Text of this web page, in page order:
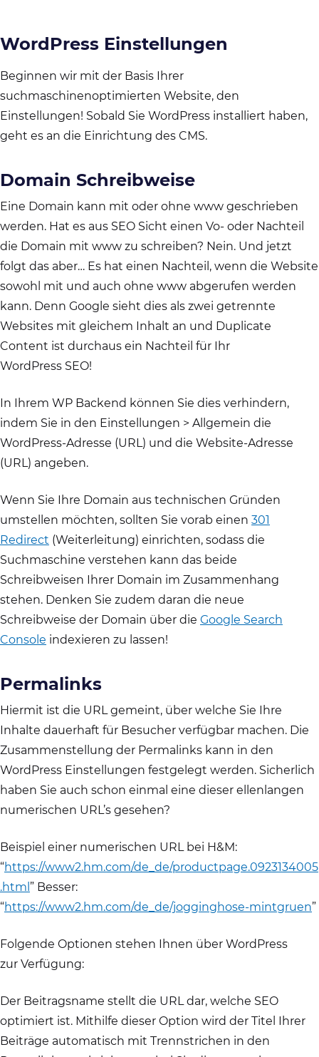
WordPress Einstellungen
Beginnen wir mit der Basis Ihrer
suchmaschinenoptimierten Website, den
Einstellungen! Sobald Sie WordPress installiert haben,
geht es an die Einrichtung des CMS.
Domain Schreibweise
Eine Domain kann mit oder ohne www geschrieben
werden. Hat es aus SEO Sicht einen Vo- oder Nachteil
die Domain mit www zu schreiben? Nein. Und jetzt
folgt das aber… Es hat einen Nachteil, wenn die Website
sowohl mit und auch ohne www abgerufen werden
kann. Denn Google sieht dies als zwei getrennte
Websites mit gleichem Inhalt an und Duplicate
Content ist durchaus ein Nachteil für Ihr
WordPress SEO!
In Ihrem WP Backend können Sie dies verhindern,
indem Sie in den Einstellungen > Allgemein die
WordPress-Adresse (URL) und die Website-Adresse
(URL) angeben.
Wenn Sie Ihre Domain aus technischen Gründen
umstellen möchten, sollten Sie vorab einen 301
Redirect (Weiterleitung) einrichten, sodass die
Suchmaschine verstehen kann das beide
Schreibweisen Ihrer Domain im Zusammenhang
stehen. Denken Sie zudem daran die neue
Schreibweise der Domain über die Google Search
Console indexieren zu lassen!
Permalinks
Hiermit ist die URL gemeint, über welche Sie Ihre
Inhalte dauerhaft für Besucher verfügbar machen. Die
Zusammenstellung der Permalinks kann in den
WordPress Einstellungen festgelegt werden. Sicherlich
haben Sie auch schon einmal eine dieser ellenlangen
numerischen URL’s gesehen?
Beispiel einer numerischen URL bei H&M:
“https://www2.hm.com/de_de/productpage.0923134005
.html ” Besser:
“https://www2.hm.com/de_de/jogginghose-mintgruen”
Folgende Optionen stehen Ihnen über WordPress
zur Verfügung:
Der Beitragsname stellt die URL dar, welche SEO
optimiert ist. Mithilfe dieser Option wird der Titel Ihrer
Beiträge automatisch mit Trennstrichen in den